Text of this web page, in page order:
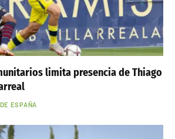
limita presencia de Thiago
ESPAÑA